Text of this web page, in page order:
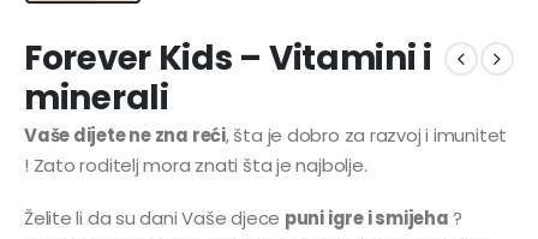
Forever Kids – Vitamini i
minerali
Vaše dijete ne zna reći, šta je dobro za razvoj i imunitet
! Zato roditelj mora znati šta je najbolje.
Želite li da su dani Vaše djece puni igre i smijeha?